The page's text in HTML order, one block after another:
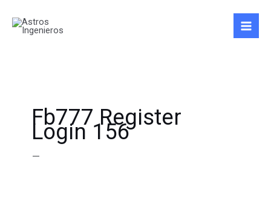
contenido
Fb777 Register
Login 156
–
por: